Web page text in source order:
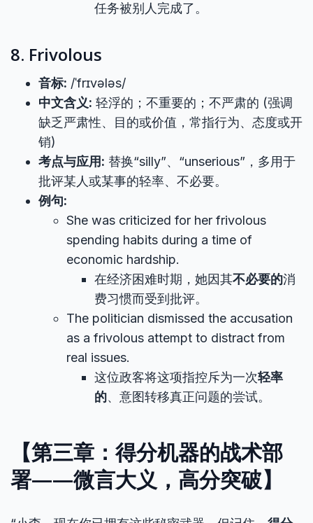
任务被别人完成了。
8. Frivolous
音标: /ˈfrɪvələs/
中文含义: 轻浮的；不重要的；不严肃的 (强调
缺乏严肃性、目的或价值，常指行为、态度或开
销)
考点与应用: 替换“silly”、“unserious”，多用于
批评某人或某事的轻率、不必要。
例句:
She was criticized for her frivolous
spending habits during a time of
economic hardship.
在经济困难时期，她因其不必要的消
费习惯而受到批评。
The politician dismissed the accusation
as a frivolous attempt to distract from
real issues.
这位政客将这项指控斥为一次轻率
的、意图转移真正问题的尝试。
【第三章：得分机器的战术部
署——微言大义，高分突破】